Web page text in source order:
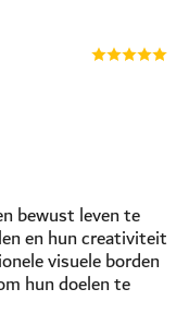
bewust leven te
en hun creativiteit
visuele borden
hun doelen te